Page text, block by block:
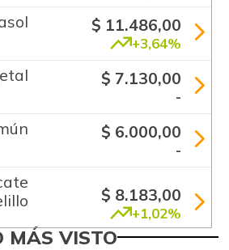
$ 11.486,00
+3,64%
$ 7.130,00
-
$ 6.000,00
-
$ 8.183,00
+1,02%
MÁS VISTO